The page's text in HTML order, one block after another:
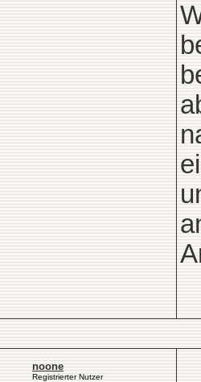
noone
Registrierter Nutzer